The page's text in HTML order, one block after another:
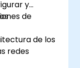
y
de
de los
redes